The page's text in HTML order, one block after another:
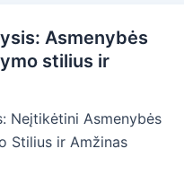
Asmenybės
stilius ir
Neįtikėtini Asmenybės
Stilius ir Amžinas